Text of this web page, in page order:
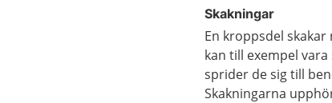
Skakningar
En kroppsdel
kan till exempel
sprider de sig till
Skakningarna